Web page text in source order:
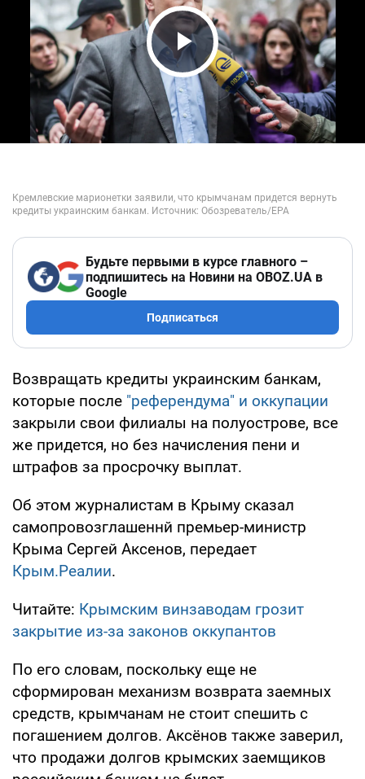
Play Video
Будьте первыми в курсе главного –
подпишитесь на Новини на OBOZ.UA в
Google
Подписаться
Возвращать кредиты украинским банкам,
которые после "референдума" и оккупации
закрыли свои филиалы на полуострове, все
же придется, но без начисления пени и
штрафов за просрочку выплат.
Об этом журналистам в Крыму сказал
самопровозглашеннй премьер-министр
Крыма Сергей Аксенов, передает
Крым.Реалии.
Читайте: Крымским винзаводам грозит
закрытие из-за законов оккупантов
По его словам, поскольку еще не
сформирован механизм возврата заемных
средств, крымчанам не стоит спешить с
погашением долгов. Аксёнов также заверил,
что продажи долгов крымских заемщиков